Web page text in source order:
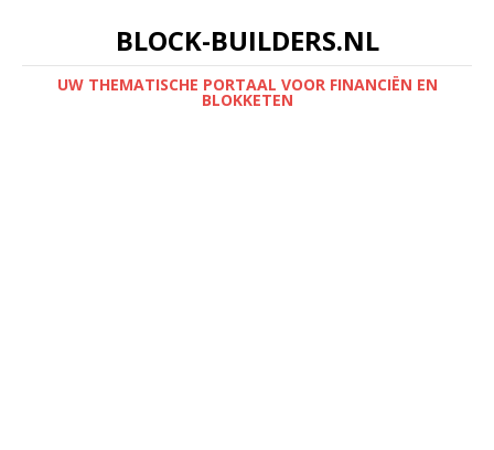
BLOCK-BUILDERS.NL
UW THEMATISCHE PORTAAL VOOR FINANCIËN EN
BLOKKETEN